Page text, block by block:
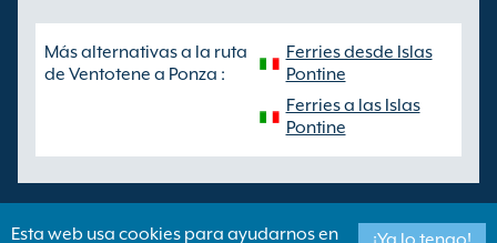
Más alternativas a la ruta
de Ventotene a Ponza :
Ferries desde Islas
Pontine
Ferries a las Islas
Pontine
Esta web usa cookies para ayudarnos en